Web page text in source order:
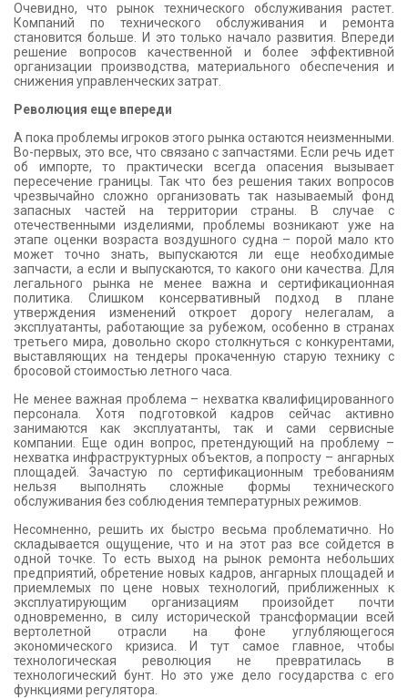
Очевидно, что рынок технического обслуживания растет.
Компаний по технического обслуживания и ремонта
становится больше. И это только начало развития. Впереди
решение вопросов качественной и более эффективной
организации производства, материального обеспечения и
снижения управленческих затрат.
Революция еще впереди
А пока проблемы игроков этого рынка остаются неизменными.
Во-первых, это все, что связано с запчастями. Если речь идет
об импорте, то практически всегда опасения вызывает
пересечение границы. Так что без решения таких вопросов
чрезвычайно сложно организовать так называемый фонд
запасных частей на территории страны. В случае с
отечественными изделиями, проблемы возникают уже на
этапе оценки возраста воздушного судна – порой мало кто
может точно знать, выпускаются ли еще необходимые
запчасти, а если и выпускаются, то какого они качества. Для
легального рынка не менее важна и сертификационная
политика. Слишком консервативный подход в плане
утверждения изменений откроет дорогу нелегалам, а
эксплуатанты, работающие за рубежом, особенно в странах
третьего мира, довольно скоро столкнуться с конкурентами,
выставляющих на тендеры прокаченную старую технику с
бросовой стоимостью летного часа.
Не менее важная проблема – нехватка квалифицированного
персонала. Хотя подготовкой кадров сейчас активно
занимаются как эксплуатанты, так и сами сервисные
компании. Еще один вопрос, претендующий на проблему –
нехватка инфраструктурных объектов, а попросту – ангарных
площадей. Зачастую по сертификационным требованиям
нельзя выполнять сложные формы технического
обслуживания без соблюдения температурных режимов.
Несомненно, решить их быстро весьма проблематично. Но
складывается ощущение, что и на этот раз все сойдется в
одной точке. То есть выход на рынок ремонта небольших
предприятий, обретение новых кадров, ангарных площадей и
приемлемых по цене новых технологий, приближенных к
эксплуатирующим организациям произойдет почти
одновременно, в силу исторической трансформации всей
вертолетной отрасли на фоне углубляющегося
экономического кризиса. И тут самое главное, чтобы
технологическая революция не превратилась в
технологический бунт. Но это уже дело государства с его
функциями регулятора.